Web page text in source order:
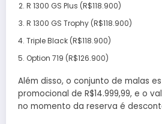
R 1300 GS Plus (R$118.900)
R 1300 GS Trophy (R$118.900)
Triple Black (R$118.900)
Option 719 (R$126.900)
Além disso, o conjunto de malas
promocional de R$14.999,99, e o
no momento da reserva é